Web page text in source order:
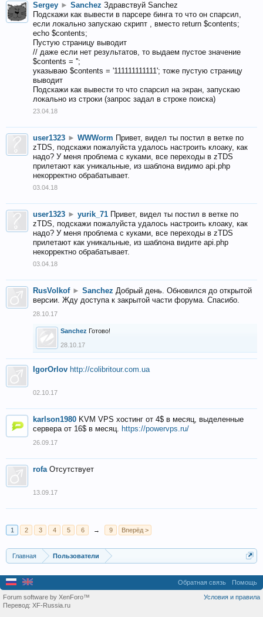
Sergey ► Sanchez Здравствуй Sanchez
Подскажи как вывести в парсере бинга то что он спарсил,
если локально запускаю скрипт , вместо return $contents;
echo $contents;
Пустую страницу выводит
// даже если нет результатов, то выдаем пустое значение
$contents = '';
указываю $contents = '111111111111'; тоже пустую страницу
выводит
Подскажи как вывести то что спарсил на экран, запускаю
локально из строки (запрос задал в строке поиска)
23.04.18
user1323 ► WWWorm Привет, видел ты постил в ветке по
zTDS, подскажи пожалуйста удалось настроить клоаку, как
надо? У меня проблема с куками, все переходы в zTDS
прилетают как уникальные, из шаблона видимо api.php
некорректно обрабатывает.
03.04.18
user1323 ► yurik_71 Привет, видел ты постил в ветке по
zTDS, подскажи пожалуйста удалось настроить клоаку, как
надо? У меня проблема с куками, все переходы в zTDS
прилетают как уникальные, из шаблона видите api.php
некорректно обрабатывает.
03.04.18
RusVolkof ► Sanchez Добрый день. Обновился до открытой
версии. Жду доступа к закрытой части форума. Спасибо.
28.10.17
Sanchez Готово!
28.10.17
IgorOrlov http://colibritour.com.ua
02.10.17
karlson1980 KVM VPS хостинг от 4$ в месяц, выделенные
сервера от 16$ в месяц. https://powervps.ru/
26.09.17
rofa Отсутствует
13.09.17
1 2 3 4 5 6 → 9 Вперёд >
Главная Пользователи
Обратная связь Помощь
Условия и правила
Forum software by XenForo™
Перевод: XF-Russia.ru